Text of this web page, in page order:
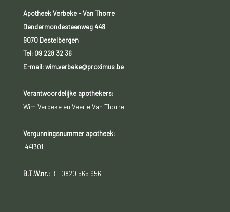
Apotheek Verbeke - Van Thorre
Dendermondesteenweg 448
9070 Destelbergen
Tel: 09 228 32 36
E-mail: wim.verbeke@proximus.be
Verantwoordelijke apothekers:
Wim Verbeke en Veerle Van Thorre
Vergunningsnummer apotheek:
441301
B.T.W.nr.:BE 0820 565 956